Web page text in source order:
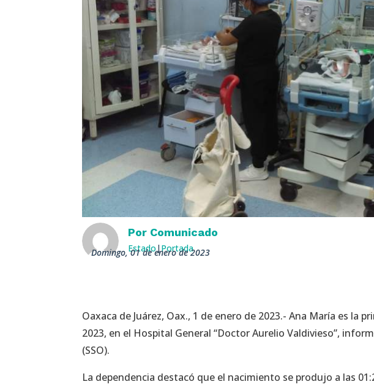
Por Comunicado
Estado|Portada
domingo, 01 de enero de 2023
Oaxaca de Juárez, Oax., 1 de enero de 2023.- Ana María es la
2023, en el Hospital General “Doctor Aurelio Valdivieso”,
(SSO).
La dependencia destacó que el nacimiento se produjo a las